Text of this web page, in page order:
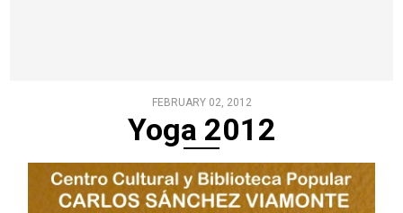
FEBRUARY 02, 2012
Yoga 2012